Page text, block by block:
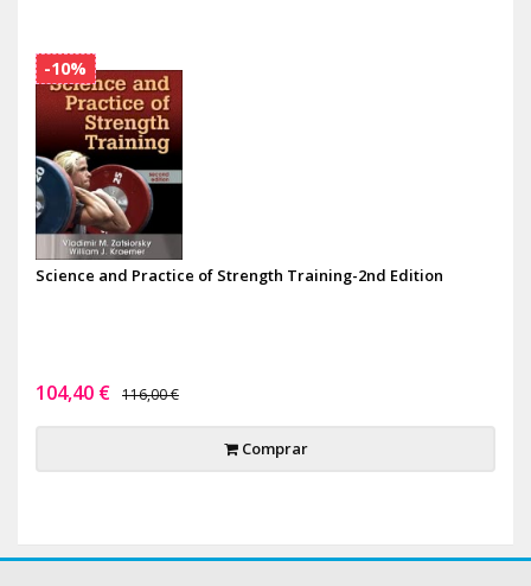
Science and Practice of Strength Training-2nd Edition
104,40 € 116,00 €
Comprar
-10%